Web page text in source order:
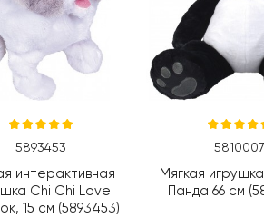
5893453
интерактивная
Chi Chi Love
15 см (5893453)
5810007
Мягкая
Панда 66 см